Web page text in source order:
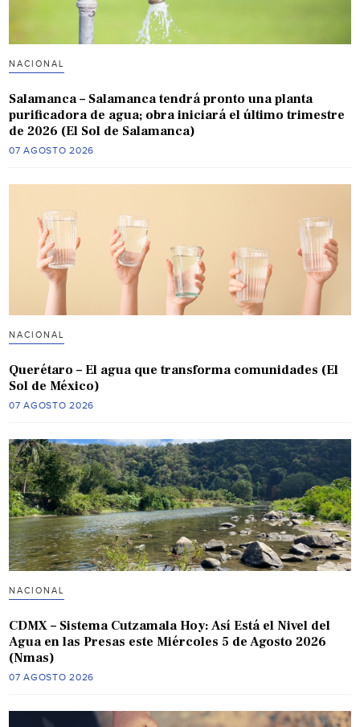
NACIONAL
Salamanca – Salamanca tendrá pronto una planta
purificadora de agua; obra iniciará el último trimestre
de 2026 (El Sol de Salamanca)
07 AGOSTO 2026
NACIONAL
Querétaro – El agua que transforma comunidades (El
Sol de México)
07 AGOSTO 2026
NACIONAL
CDMX – Sistema Cutzamala Hoy: Así Está el Nivel del
Agua en las Presas este Miércoles 5 de Agosto 2026
(Nmas)
07 AGOSTO 2026